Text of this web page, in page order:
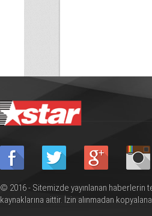
© 2016 - Sitemizde yayınlanan haberlerin
kaynaklarına aittir. İzin alınmadan